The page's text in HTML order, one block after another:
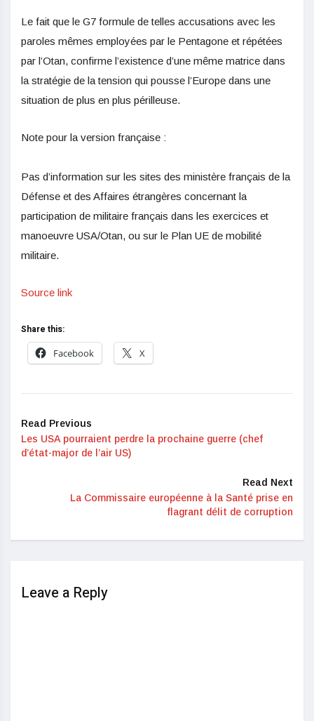
Le fait que le G7 formule de telles accusations avec les
paroles mêmes employées par le Pentagone et répétées
par l’Otan, confirme l’existence d’une même matrice dans
la stratégie de la tension qui pousse l’Europe dans une
situation de plus en plus périlleuse.
Note pour la version française :
Pas d’information sur les sites des ministère français de la
Défense et des Affaires étrangères concernant la
participation de militaire français dans les exercices et
manoeuvre USA/Otan, ou sur le Plan UE de mobilité
militaire.
Source link
Share this:
Facebook
X
Read Previous
Les USA pourraient perdre la prochaine guerre (chef
d’état-major de l’air US)
Read Next
La Commissaire européenne à la Santé prise en
flagrant délit de corruption
Leave a Reply